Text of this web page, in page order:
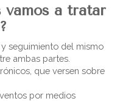
vamos a tratar
seguimiento del mismo
ambas partes.
que versen sobre
por medios